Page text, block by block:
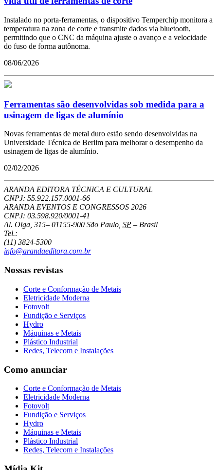
Instalado no porta-ferramentas, o dispositivo Temperchip monitora a
temperatura na zona de corte e transmite dados via bluetooth,
permitindo que o CNC da máquina ajuste o avanço e a velocidade
do fuso de forma autônoma.
08/06/2026
Ferramentas são desenvolvidas sob medida para a
usinagem de ligas de alumínio
Novas ferramentas de metal duro estão sendo desenvolvidas na
Universidade Técnica de Berlim para melhorar o desempenho da
usinagem de ligas de alumínio.
02/02/2026
ARANDA EDITORA TÉCNICA E CULTURAL
CNPJ: 55.922.157.0001-66
ARANDA EVENTOS E CONGRESSOS 2026
CNPJ: 03.598.920/0001-41
Al. Olga, 315– 01155-900 São Paulo SP – Brasil
Tel.:
(11) 3824-5300
info@arandaeditora.com.br
Nossas revistas
Corte e Conformação de Metais
Eletricidade Moderna
Fotovolt
Fundição e Serviços
Hydro
Máquinas e Metais
Plástico Industrial
Redes, Telecom e Instalações
Como anunciar
Corte e Conformação de Metais
Eletricidade Moderna
Fotovolt
Fundição e Serviços
Hydro
Máquinas e Metais
Plástico Industrial
Redes, Telecom e Instalações